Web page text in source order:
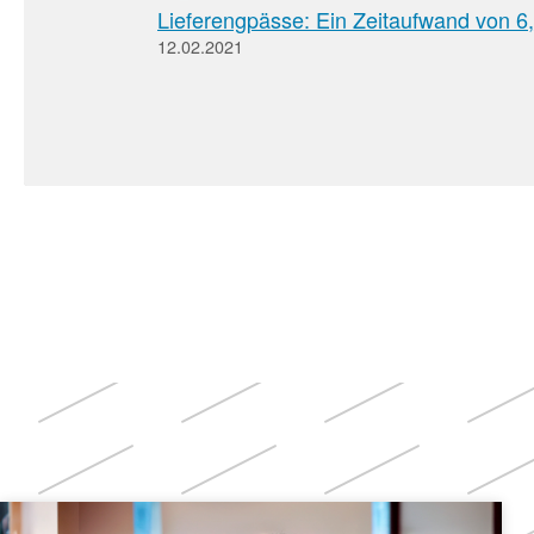
Lieferengpässe: Ein Zeitaufwand von
12.02.2021
Weitere
Themen